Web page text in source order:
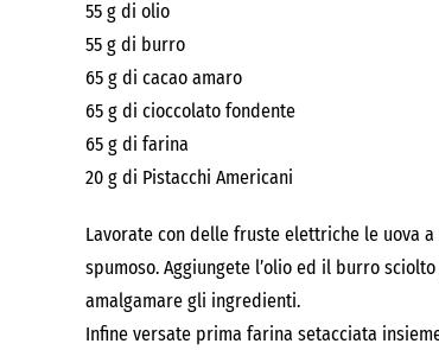
55 g di olio
55 g di burro
65 g di cacao amaro
65 g di cioccolato fondente
65 g di farina
20 g di Pistacchi Americani
Lavorate con delle fruste elettriche le uova
spumoso. Aggiungete l’olio ed il burro
amalgamare gli ingredienti.
Infine versate prima farina setacciata